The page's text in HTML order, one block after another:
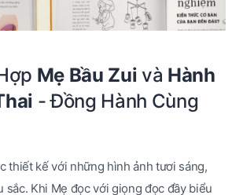
Mẹ Bầu Zui và Hành
- Đồng Hành Cùng
thiết kế với những hình ảnh tươi sáng,
sắc. Khi Mẹ đọc với giọng đọc đầy biểu